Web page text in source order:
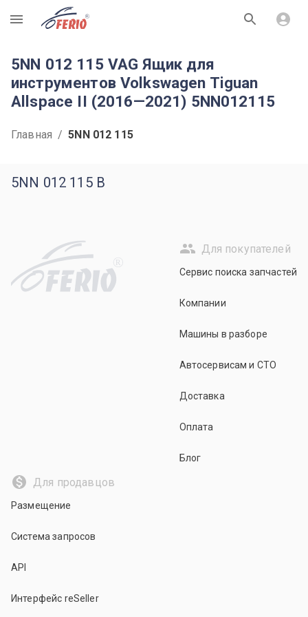
R
5NN 012 115 VAG Ящик для
инструментов Volkswagen Tiguan
Allspace II (2016—2021) 5NN012115
Главная / 5NN 012 115
5NN 012 115 B
R
Для покупателей
Сервис поиска запчастей
Компании
Машины в разборе
Автосервисам и СТО
Доставка
Оплата
Блог
Для продавцов
Размещение
Система запросов
API
Интерфейс reSeller